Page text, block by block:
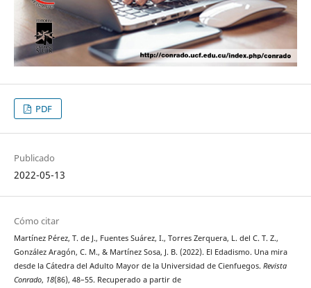
PDF
Publicado
2022-05-13
Cómo citar
Martínez Pérez, T. de J., Fuentes Suárez, I., Torres Zerquera, L. del C. T. Z.,
González Aragón, C. M., & Martínez Sosa, J. B. (2022). El Edadismo. Una mira
desde la Cátedra del Adulto Mayor de la Universidad de Cienfuegos. Revista
Conrado, 18(86), 48–55. Recuperado a partir de